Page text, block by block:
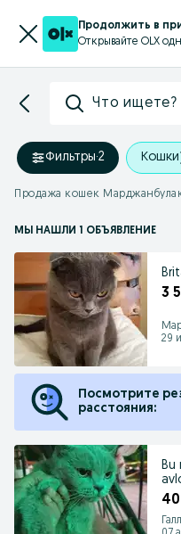
Продолжить в
Открывайте OLX
Что ищете?
Фильтры·2 Кошки
Продажа кошек
МЫ НАШЛИ 1 ОБЪЯВЛЕНИЕ
3
29
Посмотрите
расстояния:
Bu